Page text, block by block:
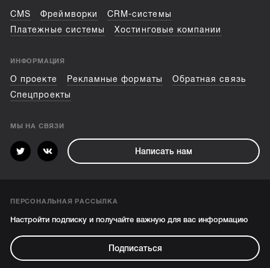
CMS Фреймворки
CRM-системы
Платежные системы
Хостинговые компании
ИНФОРМАЦИЯ
О проекте Рекламные форматы
Обратная связь
Спецпроекты
МЫ НА СВЯЗИ
Написать нам
ПЕРСОНАЛЬНАЯ РАССЫЛКА
Настройти подписку и получайте важную для вас информацию
Подписаться